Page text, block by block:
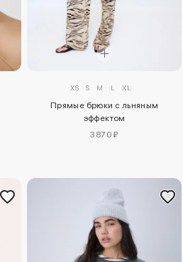
XS S M L XL
Прямые брюки с льняным
эффектом
3870 ₽